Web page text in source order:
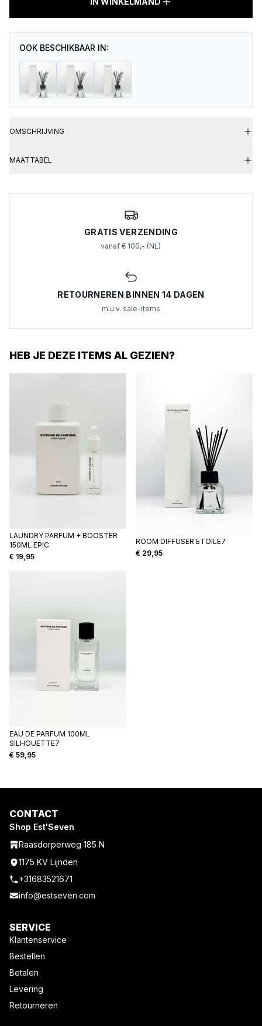
OOK BESCHIKBAAR IN:
OMSCHRIJVING
MAATTABEL
GRATIS VERZENDING
vanaf € 100,- (NL)
RETOURNEREN BINNEN 14 DAGEN
m.u.v. sale-items
HEB JE DEZE ITEMS AL GEZIEN?
LAUNDRY PARFUM + BOOSTER
150ML EPIC
€ 19,95
ROOM DIFFUSER ETOILE7
€ 29,95
EAU DE PARFUM 100ML
SILHOUETTE7
€ 59,95
CONTACT
Shop Est'Seven
Raasdorperweg 185 N
1175 KV Lijnden
+31683521671
info@estseven.com
SERVICE
Klantenservice
Bestellen
Betalen
Levering
Retourneren